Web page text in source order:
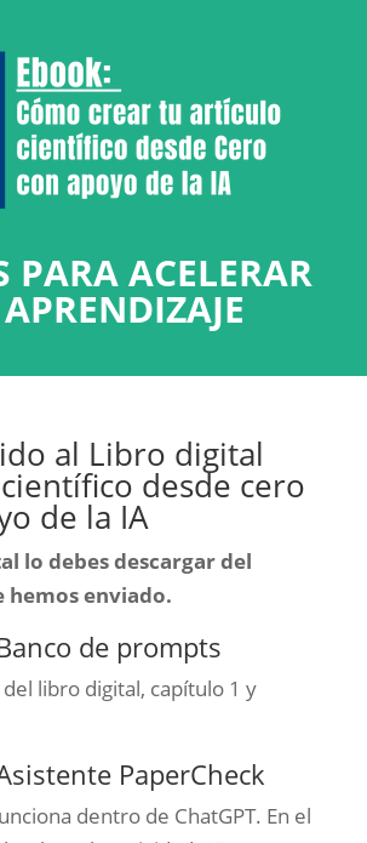
PARA ACELERAR
al Libro digital
desde cero
de la IA
lo debes descargar del
hemos enviado.
de prompts
libro digital, capítulo 1 y
PaperCheck
dentro de ChatGPT. En el